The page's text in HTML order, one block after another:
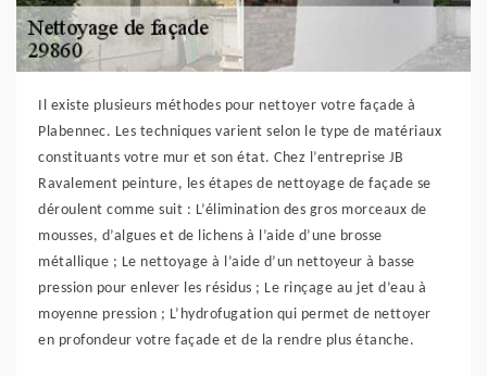
Il existe plusieurs méthodes pour nettoyer votre façade à
Plabennec. Les techniques varient selon le type de matériaux
constituants votre mur et son état. Chez l’entreprise JB
Ravalement peinture, les étapes de nettoyage de façade se
déroulent comme suit : L’élimination des gros morceaux de
mousses, d’algues et de lichens à l’aide d’une brosse
métallique ; Le nettoyage à l’aide d’un nettoyeur à basse
pression pour enlever les résidus ; Le rinçage au jet d’eau à
moyenne pression ; L’hydrofugation qui permet de nettoyer
en profondeur votre façade et de la rendre plus étanche.